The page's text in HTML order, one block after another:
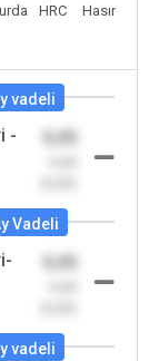
HRC
Hasır
vadeli
-
Vadeli
vadeli